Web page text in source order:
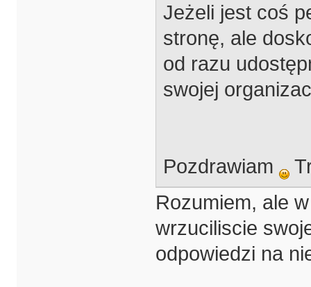
Jeżeli jest coś
stronę, ale
od razu
swojej
Pozdrawiam
Rozumiem, ale
wrzuciliscie
odpowiedzi na